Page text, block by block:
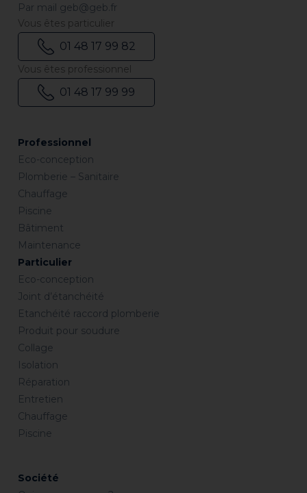
Professionnel
Eco-conception
Plomberie – Sanitaire
Chauffage
Piscine
Bâtiment
Maintenance
Particulier
Eco-conception
Joint d’étanchéité
Etanchéité raccord plomberie
Produit pour soudure
Collage
Isolation
Réparation
Entretien
Chauffage
Piscine
Société
Par mail geb@geb.fr
Vous êtes particulier
01 48 17 99 82
Vous êtes professionnel
01 48 17 99 99